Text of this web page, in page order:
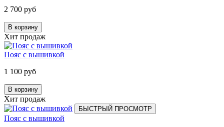
2 700 руб
В корзину
Хит продаж
Пояс с вышивкой
1 100 руб
В корзину
Хит продаж
БЫСТРЫЙ ПРОСМОТР
Пояс с вышивкой